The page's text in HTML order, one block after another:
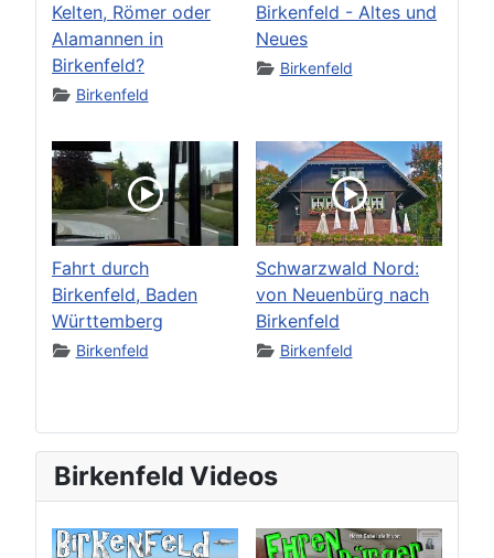
Kelten, Römer oder
Alamannen in
Birkenfeld?
Birkenfeld
Birkenfeld - Altes und
Neues
Birkenfeld
Fahrt durch
Birkenfeld, Baden
Württemberg
Birkenfeld
Schwarzwald Nord:
von Neuenbürg nach
Birkenfeld
Birkenfeld
Birkenfeld Videos